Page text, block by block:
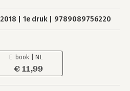
2018 1e druk 9789089756220
E-book | NL
€ 11,99